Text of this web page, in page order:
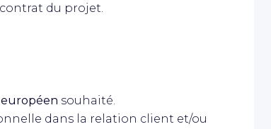
du projet.
européen souhaité.
dans la relation client et/ou